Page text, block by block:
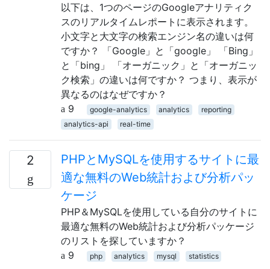
以下は、1つのページのGoogleアナリティク
スのリアルタイムレポートに表示されます。
小文字と大文字の検索エンジン名の違いは何
ですか？ 「Google」と「google」 「Bing」
と「bing」 「オーガニック」と「オーガニッ
ク検索」の違いは何ですか？ つまり、表示が
異なるのはなぜですか？
9
google-analytics analytics
reporting
analytics-api
real-time
2
PHPとMySQLを使用するサイトに最
適な無料のWeb統計および分析パッ
ケージ
PHP＆MySQLを使用している自分のサイトに
最適な無料のWeb統計および分析パッケージ
のリストを探していますか？
9
php analytics mysql statistics